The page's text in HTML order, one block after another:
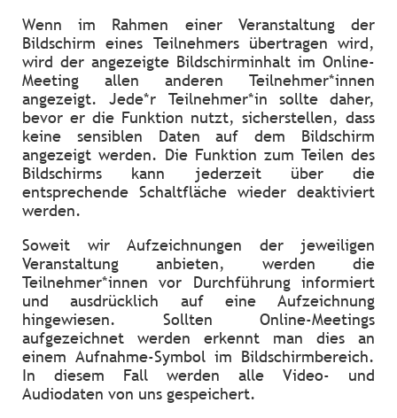
Wenn im Rahmen einer Veranstaltung der
Bildschirm eines Teilnehmers übertragen wird,
wird der angezeigte Bildschirminhalt im Online-
Meeting allen anderen Teilnehmer*innen
angezeigt. Jede*r Teilnehmer*in sollte daher,
bevor er die Funktion nutzt, sicherstellen, dass
keine sensiblen Daten auf dem Bildschirm
angezeigt werden. Die Funktion zum Teilen des
Bildschirms kann jederzeit über die
entsprechende Schaltfläche wieder deaktiviert
werden.
Soweit wir Aufzeichnungen der jeweiligen
Veranstaltung anbieten, werden die
Teilnehmer*innen vor Durchführung informiert
und ausdrücklich auf eine Aufzeichnung
hingewiesen. Sollten Online-Meetings
aufgezeichnet werden erkennt man dies an
einem Aufnahme-Symbol im Bildschirmbereich.
In diesem Fall werden alle Video- und
Audiodaten von uns gespeichert.